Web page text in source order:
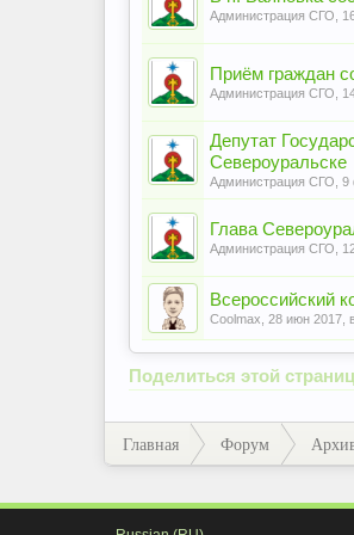
Администрация СГО
Приём граждан
Администрация СГО
Депутат
Североуральске
Администрация СГО 9
Глава
Администрация СГО
Всероссийский
Coolmax 28 июн 2017
Поделиться этой
Главная Форум